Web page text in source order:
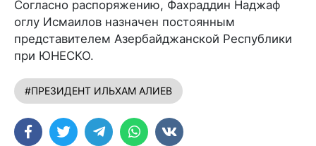
Согласно распоряжению, Фахраддин Наджаф
оглу Исмаилов назначен постоянным
представителем Азербайджанской Республики
при ЮНЕСКО.
#ПРЕЗИДЕНТ ИЛЬХАМ АЛИЕВ